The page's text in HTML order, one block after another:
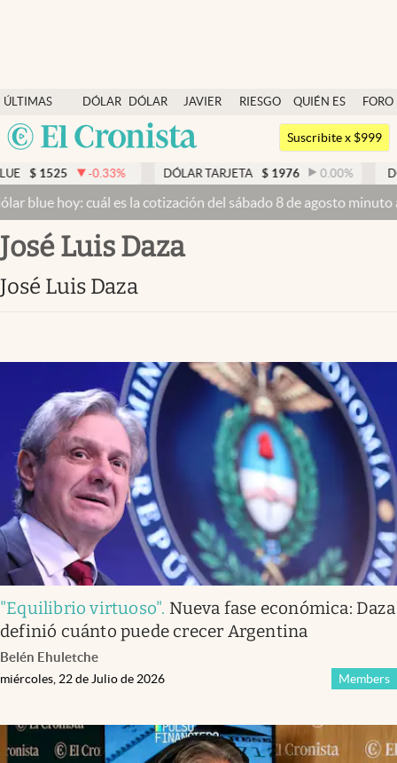
ÚLTIMAS
NOTICIAS
DÓLAR
DÓLAR
BLUE
JAVIER
RIESGO
QUIÉN ES
QUIÉN
FORO
Argentina
México
Dólar
Members
Economía y Política
Finanzas y Mercados
Mercados Online
Infotechnology
Clase
Clima
Mundial 2026
Eventos Corporativos
El Cronista Studio
Mediakit
abre en nueva pestaña
Argentina
Suscribite x $999
-0.33% DÓLAR TARJETA $ 1976 0.00% DÓLAR MEP
cuál es la cotización del sábado 8 de agosto minuto a minuto
José Luis Daza
José Luis Daza
"Equilibrio virtuoso". Nueva fase económica: Daza
definió cuánto puede crecer Argentina
Belén Ehuletche
Members
miércoles, 22 de Julio de 2026